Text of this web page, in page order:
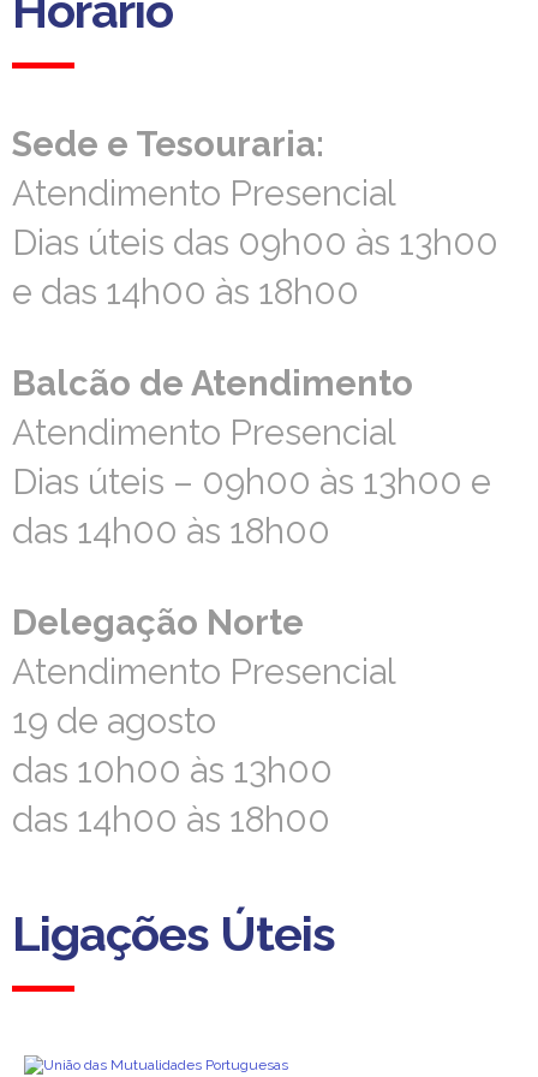
Sede e Tesouraria:
Atendimento Presencial
Dias úteis das 09h00 às 13h00
e das 14h00 às 18h00
Sede e Tesouraria:
Atendimento Presencial
Dias úteis das 09h00 às 13h00
e das 14h00 às 18h00
Balcão de Atendimento
Atendimento Presencial
Dias úteis – 09h00 às 13h00 e
das 14h00 às 18h00
Balcão de Atendimento
Atendimento Presencial
Dias úteis – 09h00 às 13h00 e
das 14h00 às 18h00
Delegação Norte
Atendimento Presencial
19 de agosto
das 10h00 às 13h00
das 14h00 às 18h00
Delegação Norte
Atendimento Presencial
19 de agosto
das 10h00 às 13h00
das 14h00 às 18h00
Ligações Úteis
Ligações Úteis